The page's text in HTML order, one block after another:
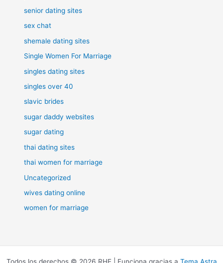
senior dating sites
sex chat
shemale dating sites
Single Women For Marriage
singles dating sites
singles over 40
slavic brides
sugar daddy websites
sugar dating
thai dating sites
thai women for marriage
Uncategorized
wives dating online
women for marriage